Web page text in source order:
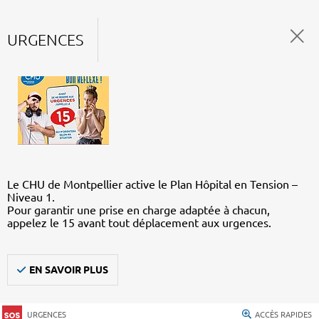
URGENCES
Le CHU de Montpellier active le Plan Hôpital en Tension –
Niveau 1.
Pour garantir une prise en charge adaptée à chacun,
appelez le 15 avant tout déplacement aux urgences.
EN SAVOIR PLUS
URGENCES ACCÈS RAPIDES